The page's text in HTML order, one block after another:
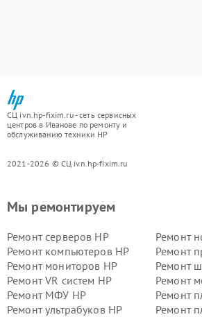
СЦ ivn.hp-fixim.ru - сеть сервисных
центров в Иванове по ремонту и
обслуживанию техники HP
2021-2026 © СЦ ivn.hp-fixim.ru
Мы ремонтируем
Ремонт серверов HP
Ремонт
Ремонт компьютеров HP
Ремонт
Ремонт мониторов HP
Ремонт
Ремонт VR систем HP
Ремонт
Ремонт МФУ HP
Ремонт
Ремонт ультрабуков HP
Ремонт